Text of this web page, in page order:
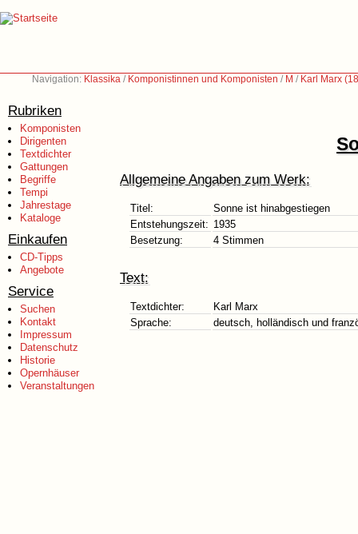
Navigation: Klassika / Komponistinnen und Komponisten / M / Karl Marx
Rubriken
Komponisten
Dirigenten
Textdichter
Gattungen
Begriffe
Tempi
Jahrestage
Kataloge
Einkaufen
CD-Tipps
Angebote
Service
Suchen
Kontakt
Impressum
Datenschutz
Historie
Opernhäuser
Veranstaltungen
Allgemeine Angaben zum Werk:
Titel:
Sonne ist hinabgestiegen
Entstehungszeit: 1935
Besetzung:
4 Stimmen
Text:
Textdichter:
Karl Marx
Sprache:
deutsch, holländisch und